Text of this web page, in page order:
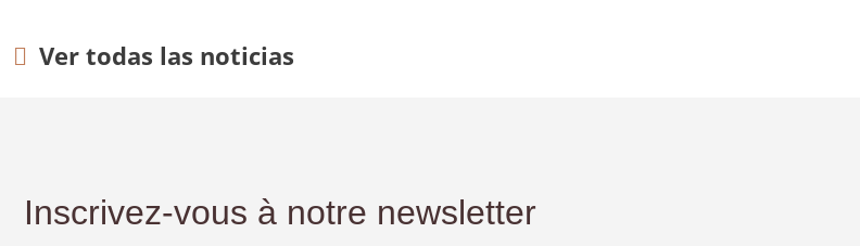
Ver todas las noticias
Inscrivez-vous à notre newsletter